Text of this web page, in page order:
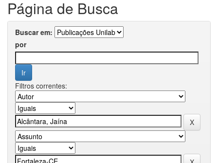
Página de Busca
Buscar em:
por
Filtros correntes: